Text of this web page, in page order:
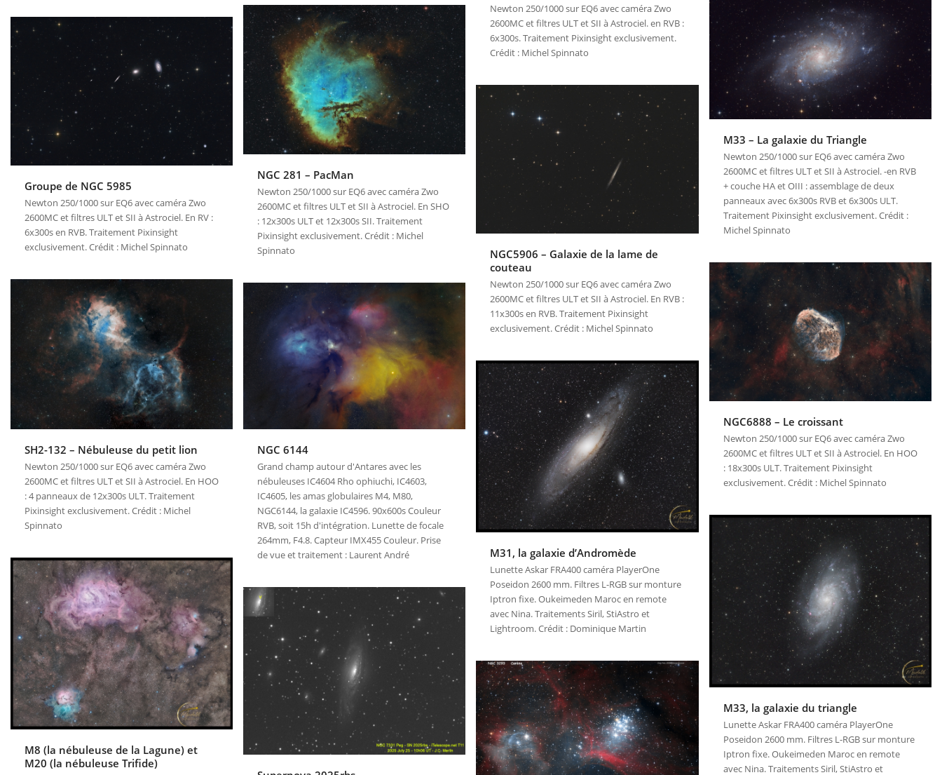
Newton 250/1000 sur EQ6 avec caméra Zwo
2600MC et filtres ULT et SII à Astrociel. en RVB :
6x300s. Traitement Pixinsight exclusivement.
Crédit : Michel Spinnato
M33 – La galaxie du Triangle
Newton 250/1000 sur EQ6 avec caméra Zwo
2600MC et filtres ULT et SII à Astrociel. -en RVB
+ couche HA et OIII : assemblage de deux
panneaux avec 6x300s RVB et 6x300s ULT.
Traitement Pixinsight exclusivement. Crédit :
Michel Spinnato
NGC 281 – PacMan
Newton 250/1000 sur EQ6 avec caméra Zwo
2600MC et filtres ULT et SII à Astrociel. En SHO
: 12x300s ULT et 12x300s SII. Traitement
Pixinsight exclusivement. Crédit : Michel
Spinnato
Groupe de NGC 5985
Newton 250/1000 sur EQ6 avec caméra Zwo
2600MC et filtres ULT et SII à Astrociel. En RV :
6x300s en RVB. Traitement Pixinsight
exclusivement. Crédit : Michel Spinnato
NGC5906 – Galaxie de la lame de
couteau
Newton 250/1000 sur EQ6 avec caméra Zwo
2600MC et filtres ULT et SII à Astrociel. En RVB :
11x300s en RVB. Traitement Pixinsight
exclusivement. Crédit : Michel Spinnato
NGC6888 – Le croissant
Newton 250/1000 sur EQ6 avec caméra Zwo
2600MC et filtres ULT et SII à Astrociel. En HOO
: 18x300s ULT. Traitement Pixinsight
exclusivement. Crédit : Michel Spinnato
SH2-132 – Nébuleuse du petit lion
Newton 250/1000 sur EQ6 avec caméra Zwo
2600MC et filtres ULT et SII à Astrociel. En HOO
: 4 panneaux de 12x300s ULT. Traitement
Pixinsight exclusivement. Crédit : Michel
Spinnato
NGC 6144
Grand champ autour d'Antares avec les
nébuleuses IC4604 Rho ophiuchi, IC4603,
IC4605, les amas globulaires M4, M80,
NGC6144, la galaxie IC4596. 90x600s Couleur
RVB, soit 15h d'intégration. Lunette de focale
264mm, F4.8. Capteur IMX455 Couleur. Prise
de vue et traitement : Laurent André
M31, la galaxie d’Andromède
Lunette Askar FRA400 caméra PlayerOne
Poseidon 2600 mm. Filtres L-RGB sur monture
Iptron fixe. Oukeimeden Maroc en remote
avec Nina. Traitements Siril, StiAstro et
Lightroom. Crédit : Dominique Martin
M33, la galaxie du triangle
Lunette Askar FRA400 caméra PlayerOne
Poseidon 2600 mm. Filtres L-RGB sur monture
Iptron fixe. Oukeimeden Maroc en remote
avec Nina. Traitements Siril, StiAstro et
M8 (la nébuleuse de la Lagune) et
M20 (la nébuleuse Trifide)